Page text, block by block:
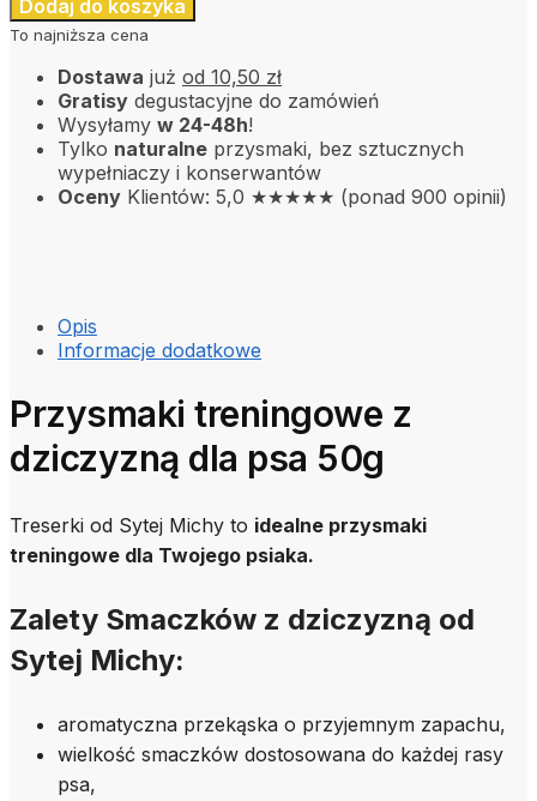
Dodaj do koszyka
To najniższa cena
Dostawa już od 10,50 zł
Gratisy degustacyjne do zamówień
Wysyłamy w 24-48h!
Tylko naturalne przysmaki, bez sztucznych
wypełniaczy i konserwantów
Oceny Klientów: 5,0 ★★★★★ (ponad 900 opinii)
Opis
Informacje dodatkowe
Przysmaki treningowe z
dziczyzną dla psa 50g
Treserki od Sytej Michy to idealne przysmaki
treningowe dla Twojego psiaka.
Zalety Smaczków z dziczyzną od
Sytej Michy:
aromatyczna przekąska o przyjemnym zapachu,
wielkość smaczków dostosowana do każdej rasy
psa,